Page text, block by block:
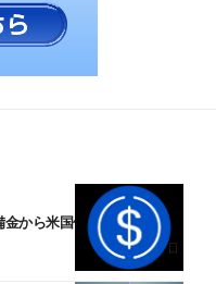
から米国債消える